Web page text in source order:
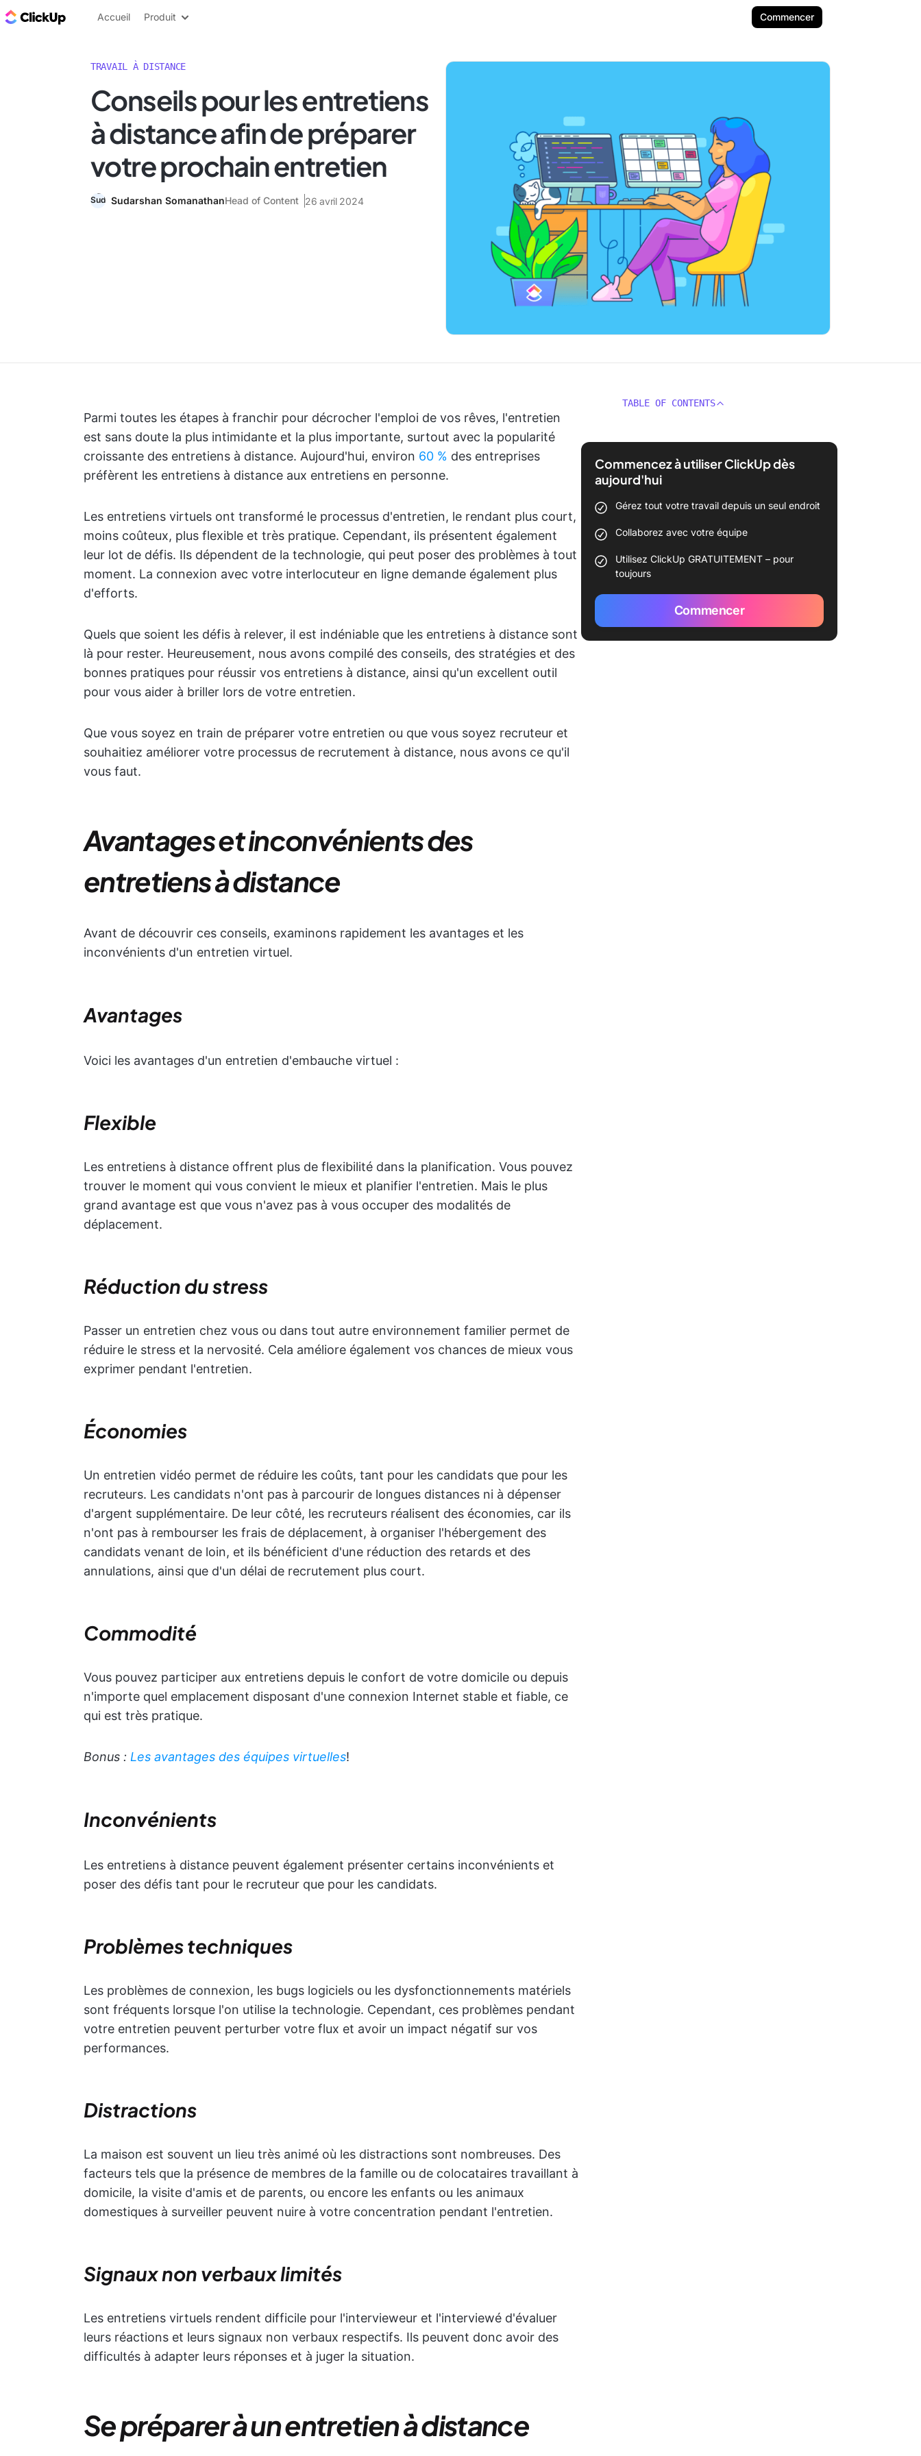
ClickUp Blog
Accueil Produit Commencer
TRAVAIL À DISTANCE
Conseils pour les entretiens
à distance afin de préparer
votre prochain entretien
Sudarshan SomanathanHead of Content 26 avril 2024
Parmi toutes les étapes à franchir pour décrocher l'emploi de vos rêves, l'entretien
est sans doute la plus intimidante et la plus importante, surtout avec la popularité
croissante des entretiens à distance. Aujourd'hui, environ 60 % des entreprises
préfèrent les entretiens à distance aux entretiens en personne.
Les entretiens virtuels ont transformé le processus d'entretien, le rendant plus court,
moins coûteux, plus flexible et très pratique. Cependant, ils présentent également
leur lot de défis. Ils dépendent de la technologie, qui peut poser des problèmes à tout
moment. La connexion avec votre interlocuteur en ligne demande également plus
d'efforts.
Quels que soient les défis à relever, il est indéniable que les entretiens à distance sont
là pour rester. Heureusement, nous avons compilé des conseils, des stratégies et des
bonnes pratiques pour réussir vos entretiens à distance, ainsi qu'un excellent outil
pour vous aider à briller lors de votre entretien.
Que vous soyez en train de préparer votre entretien ou que vous soyez recruteur et
souhaitiez améliorer votre processus de recrutement à distance, nous avons ce qu'il
vous faut.
Avantages et inconvénients des
entretiens à distance
Avant de découvrir ces conseils, examinons rapidement les avantages et les
inconvénients d'un entretien virtuel.
Avantages
Voici les avantages d'un entretien d'embauche virtuel :
Flexible
Les entretiens à distance offrent plus de flexibilité dans la planification. Vous pouvez
trouver le moment qui vous convient le mieux et planifier l'entretien. Mais le plus
grand avantage est que vous n'avez pas à vous occuper des modalités de
déplacement.
Réduction du stress
Passer un entretien chez vous ou dans tout autre environnement familier permet de
réduire le stress et la nervosité. Cela améliore également vos chances de mieux vous
exprimer pendant l'entretien.
Économies
Un entretien vidéo permet de réduire les coûts, tant pour les candidats que pour les
recruteurs. Les candidats n'ont pas à parcourir de longues distances ni à dépenser
d'argent supplémentaire. De leur côté, les recruteurs réalisent des économies, car ils
n'ont pas à rembourser les frais de déplacement, à organiser l'hébergement des
candidats venant de loin, et ils bénéficient d'une réduction des retards et des
annulations, ainsi que d'un délai de recrutement plus court.
Commodité
Vous pouvez participer aux entretiens depuis le confort de votre domicile ou depuis
n'importe quel emplacement disposant d'une connexion Internet stable et fiable, ce
qui est très pratique.
Bonus : Les avantages des équipes virtuelles!
Inconvénients
Les entretiens à distance peuvent également présenter certains inconvénients et
poser des défis tant pour le recruteur que pour les candidats.
Problèmes techniques
Les problèmes de connexion, les bugs logiciels ou les dysfonctionnements matériels
sont fréquents lorsque l'on utilise la technologie. Cependant, ces problèmes pendant
votre entretien peuvent perturber votre flux et avoir un impact négatif sur vos
performances.
Distractions
La maison est souvent un lieu très animé où les distractions sont nombreuses. Des
facteurs tels que la présence de membres de la famille ou de colocataires travaillant à
domicile, la visite d'amis et de parents, ou encore les enfants ou les animaux
domestiques à surveiller peuvent nuire à votre concentration pendant l'entretien.
Signaux non verbaux limités
Les entretiens virtuels rendent difficile pour l'intervieweur et l'interviewé d'évaluer
leurs réactions et leurs signaux non verbaux respectifs. Ils peuvent donc avoir des
difficultés à adapter leurs réponses et à juger la situation.
Se préparer à un entretien à distance
TABLE OF CONTENTS
Commencez à utiliser ClickUp dès
aujourd'hui
Gérez tout votre travail depuis un seul endroit
Collaborez avec votre équipe
Utilisez ClickUp GRATUITEMENT – pour
toujours
Commencer